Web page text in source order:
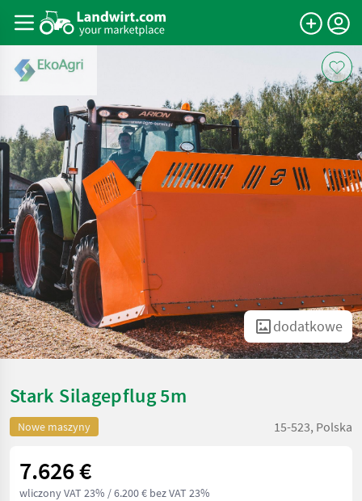
dodatkowe
Stark Silagepflug 5m
Nowe maszyny 15-523, Polska
7.626 €
wliczony VAT 23% / 6.200 € bez VAT 23%